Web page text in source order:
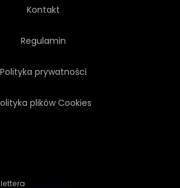
Kontakt
Regulamin
Polityka prywatności
plików Cookies